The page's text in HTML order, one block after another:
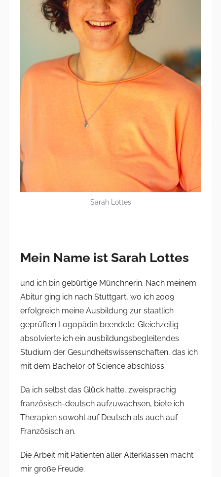
Sarah Lottes
Mein Name ist Sarah Lottes
und ich bin gebürtige Münchnerin. Nach meinem
Abitur ging ich nach Stuttgart, wo ich 2009
erfolgreich meine Ausbildung zur staatlich
geprüften Logopädin beendete. Gleichzeitig
absolvierte ich ein ausbildungsbegleitendes
Studium der Gesundheitswissenschaften, das ich
mit dem Bachelor of Science abschloss.
Da ich selbst das Glück hatte, zweisprachig
französisch-deutsch aufzuwachsen, biete ich
Therapien sowohl auf Deutsch als auch auf
Französisch an.
Die Arbeit mit Patienten aller Alterklassen macht
mir große Freude.